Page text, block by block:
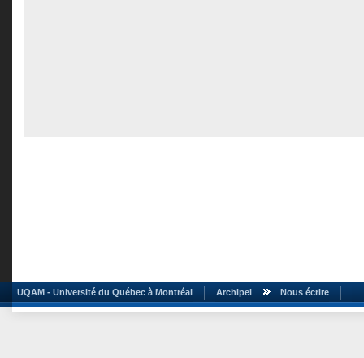
UQAM - Université du Québec à Montréal Archipel Nous écrire